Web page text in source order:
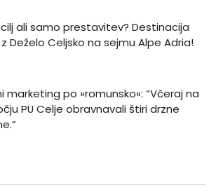
cilj ali samo prestavitev? Destinacija
Deželo Celjsko na sejmu Alpe Adria!
marketing po »romunsko«: “Včeraj na
PU Celje obravnavali štiri drzne